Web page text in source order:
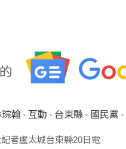
琮翰 、 互動 、 台東縣、 國民黨 、
者盧太城台東縣20日電